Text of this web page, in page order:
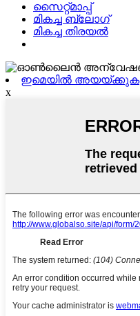
സൈറ്റ്മാപ്പ്
മികച്ച ബ്ലോഗ്
മികച്ച തിരയൽ
ഇമെയിൽ അയയ്ക്കുക
x